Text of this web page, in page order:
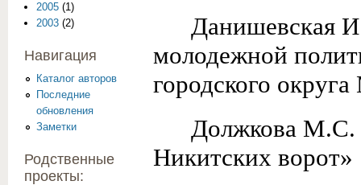
Данишевская
молодежной
городского
Должкова М.С.
Никитских ворот»
2005 (1)
2003 (2)
Навигация
Каталог авторов
Последние
обновления
Заметки
Родственные
проекты: